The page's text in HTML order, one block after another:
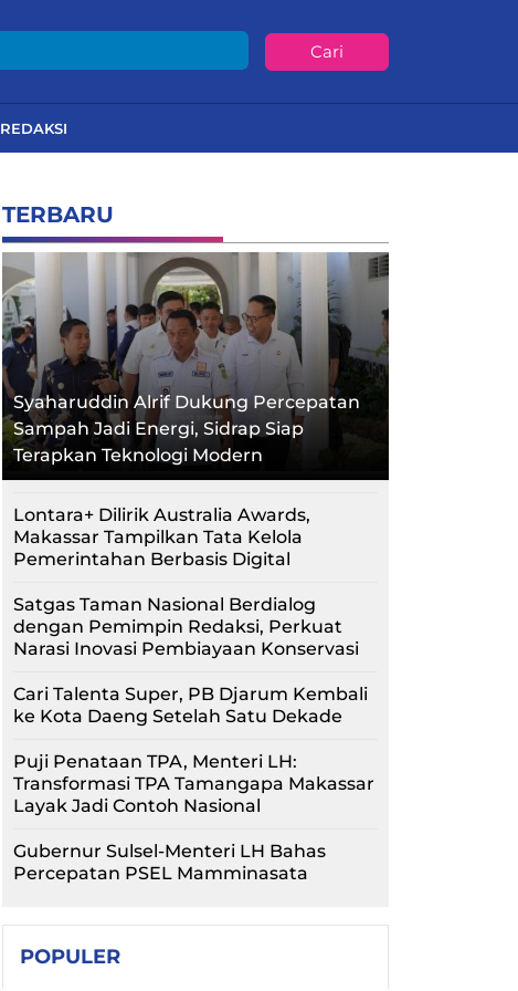
Cari
REDAKSI
TERBARU
Syaharuddin Alrif Dukung Percepatan
Sampah Jadi Energi, Sidrap Siap
Terapkan Teknologi Modern
Lontara+ Dilirik Australia Awards,
Makassar Tampilkan Tata Kelola
Pemerintahan Berbasis Digital
Satgas Taman Nasional Berdialog
dengan Pemimpin Redaksi, Perkuat
Narasi Inovasi Pembiayaan Konservasi
Cari Talenta Super, PB Djarum Kembali
ke Kota Daeng Setelah Satu Dekade
Puji Penataan TPA, Menteri LH:
Transformasi TPA Tamangapa Makassar
Layak Jadi Contoh Nasional
Gubernur Sulsel-Menteri LH Bahas
Percepatan PSEL Mamminasata
POPULER